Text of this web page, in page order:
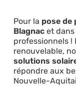
Pour la pose de
Blagnacet dans
professionnels !
renouvelable,
solutions
répondre aux
Nouvelle-